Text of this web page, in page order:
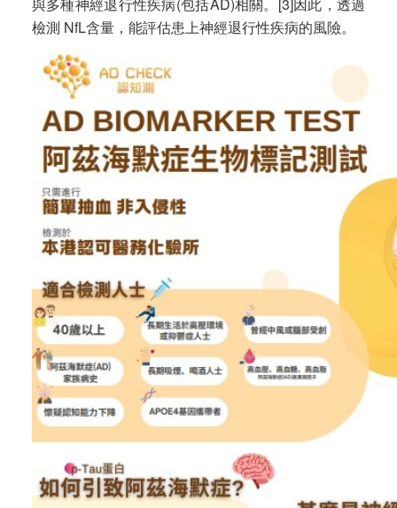
檢測 NfL含量，能評估患上神經退行性疾病的風險。